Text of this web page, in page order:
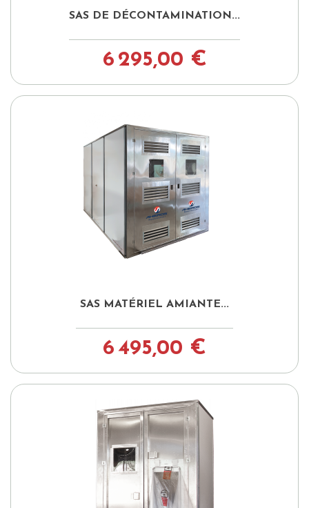
SAS DE DÉCONTAMINATION...
6 295,00 €
SAS MATÉRIEL AMIANTE...
6 495,00 €